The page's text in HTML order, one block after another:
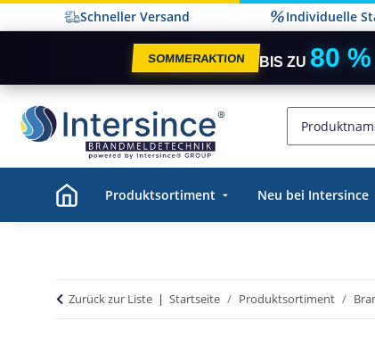
Schneller Versand Individuelle
SOMMERAKTION BIS ZU 80 %
Produktsortiment Neu bei Intersince
Zurück zur Liste Startseite Produktsortiment